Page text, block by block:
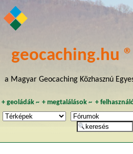
geocaching.hu ®
a Magyar Geocaching Közhasznú
+ geoládák~ +megtalálások ~ +